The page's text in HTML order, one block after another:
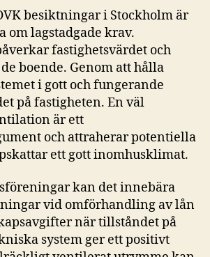
besiktningar i Stockholm är
om lagstadgade krav.
fastighetsvärdet och
boende. Genom att hålla
i gott och fungerande
på fastigheten. En väl
är ett
och attraherar potentiella
ett gott inomhusklimat.
kan det innebära
vid omförhandling av lån
när tillståndet på
system ger ett positivt